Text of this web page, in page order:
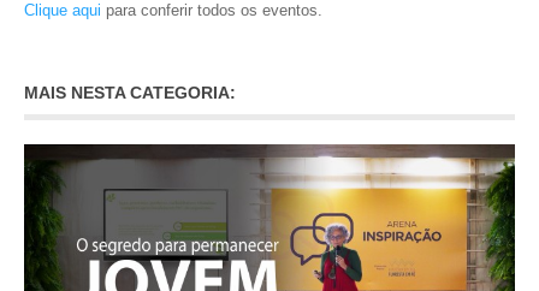
Clique aqui para conferir todos os eventos.
MAIS NESTA CATEGORIA: